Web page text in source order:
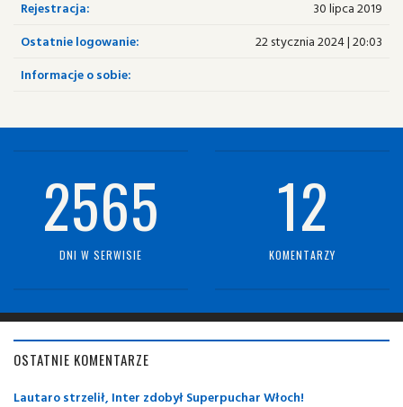
Rejestracja:
30 lipca 2019
Ostatnie logowanie:
22 stycznia 2024 | 20:03
Informacje o sobie:
2565
DNI W SERWISIE
12
KOMENTARZY
OSTATNIE KOMENTARZE
Lautaro strzelił, Inter zdobył Superpuchar Włoch!